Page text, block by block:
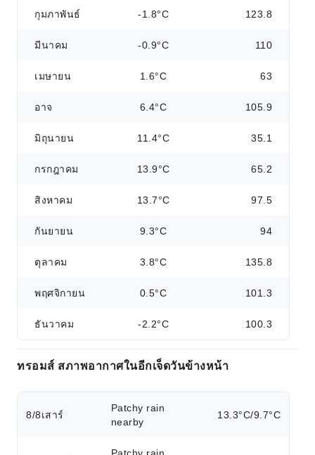
กุมภาพันธ์ -1.8°C 123.8
มีนาคม -0.9°C 110
เมษายน 1.6°C 63
อาจ 6.4°C 105.9
มิถุนายน 11.4°C 35.1
กรกฎาคม 13.9°C 65.2
สิงหาคม 13.7°C 97.5
กันยายน 9.3°C 94
ตุลาคม 3.8°C 135.8
พฤศจิกายน 0.5°C 101.3
ธันวาคม -2.2°C 100.3
ทรอมส์ สภาพอากาศในอีกเจ็ดวันข้างหน้า
8/8เสาร์
Patchy rain
nearby
13.3°C/9.7°C